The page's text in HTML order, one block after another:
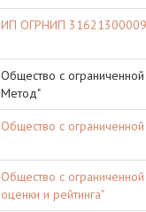
ИП ОГРНИП
Общество с ограниченной
Метод"
Общество с
Общество с ограниченной
оценки и рейтинга"